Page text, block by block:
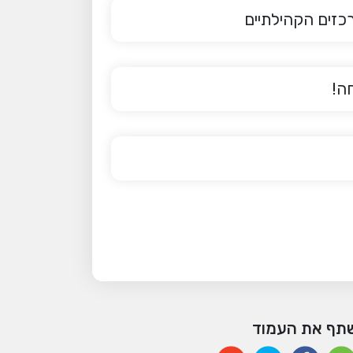
הקהילתיים
את העמוד